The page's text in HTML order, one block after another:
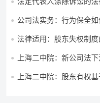
公司法实务：行为保全
法律适用：股东失权制
上海二中院：新公司法
上海二中院：股东有权